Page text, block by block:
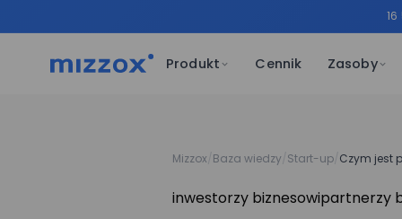
Produkt Cennik Zasoby
Mizzox Baza wiedzy Start-up Czym jest
inwestorzy biznesowipartnerzy